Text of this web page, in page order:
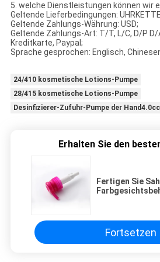
5. welche Dienstleistungen können wir
Geltende Lieferbedingungen:
Geltende Zahlungs-Währung: USD;
Geltende Zahlungs-Art: T/T, L/C, D/P D/
Kreditkarte, Paypal;
Sprache gesprochen: Englisch,
24/410 kosmetische Lotions-Pumpe
28/415 kosmetische Lotions-Pumpe
Desinfizierer-Zufuhr-Pumpe der Hand4.0cc
Erhalten Sie den
Fertigen Sie
Fortsetzen